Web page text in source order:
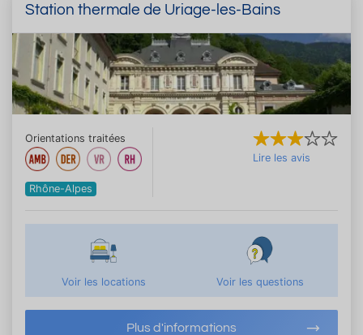
Station thermale de Uriage-les-Bains
Orientations traitées
Rhône-Alpes
Lire les avis
Voir les locations Voir les questions
Plus d'informations